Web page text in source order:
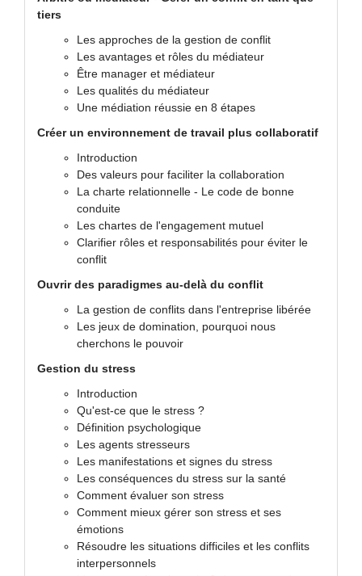
tiers
Les approches de la gestion de conflit
Les avantages et rôles du médiateur
Être manager et médiateur
Les qualités du médiateur
Une médiation réussie en 8 étapes
Créer un environnement de travail plus collaboratif
Introduction
Des valeurs pour faciliter la collaboration
La charte relationnelle - Le code de bonne
conduite
Les chartes de l'engagement mutuel
Clarifier rôles et responsabilités pour éviter le
conflit
Ouvrir des paradigmes au-delà du conflit
La gestion de conflits dans l'entreprise libérée
Les jeux de domination, pourquoi nous
cherchons le pouvoir
Gestion du stress
Introduction
Qu'est-ce que le stress ?
Définition psychologique
Les agents stresseurs
Les manifestations et signes du stress
Les conséquences du stress sur la santé
Comment évaluer son stress
Comment mieux gérer son stress et ses
émotions
Résoudre les situations difficiles et les conflits
interpersonnels